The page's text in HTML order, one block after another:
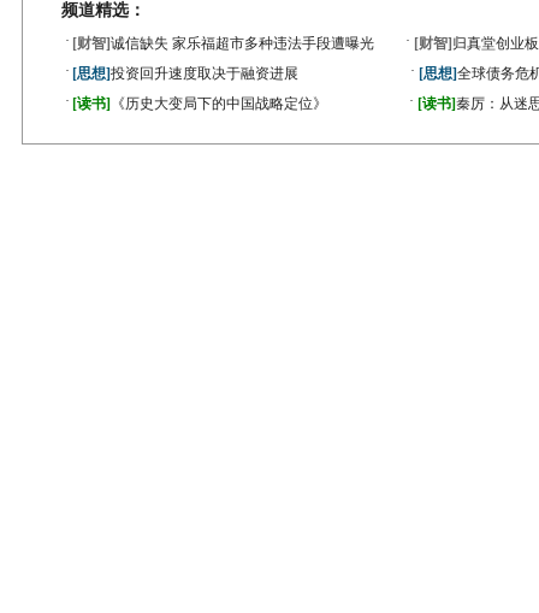
频道精选：
· [财智]诚信缺失 家乐福超市多种违法手段遭曝光 · [财智] 归真堂创业
· [思想]投资回升速度取决于融资进展 · [思想]全球债务危
· [读书] 《历史大变局下的中国战略定位》 · [读书]秦厉：从迷